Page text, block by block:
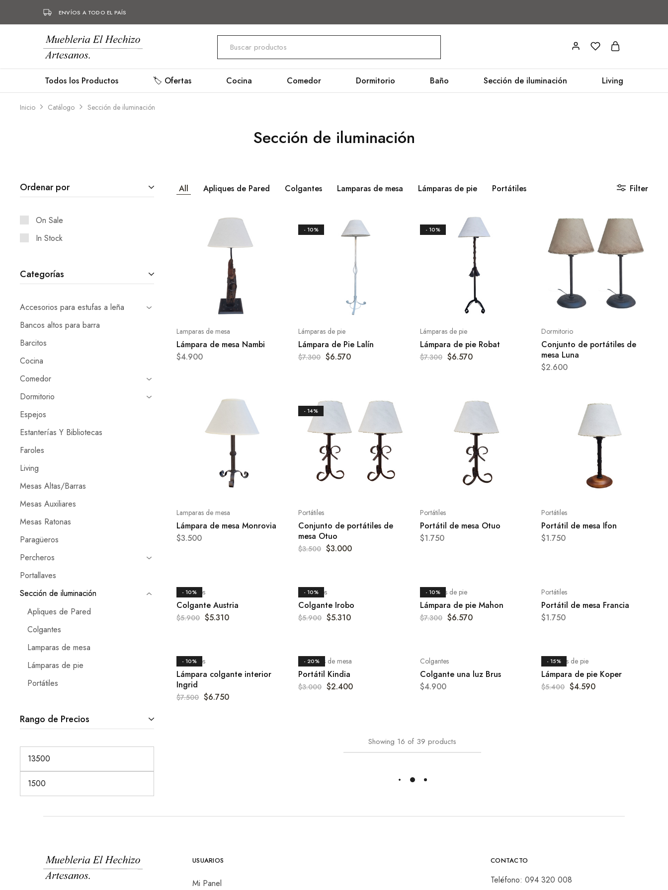
ENVÍOS A TODO EL PAÍS
Mueblería
Hechizo
Muebles
hechos
a
mueblería,
herrería.
Todos los Productos 🏷️ Ofertas Cocina Comedor Dormitorio Baño Sección de iluminación Living
Inicio Catálogo Sección de iluminación
Sección de iluminación
All Apliques de Pared Colgantes Lamparas de mesa Lámparas de pie Portátiles Filter
Lamparas de mesa
Lámpara de mesa Nambi
$4.900
- 10%
Lámparas de pie
Lámpara de Pie Lalín
$7.300 $6.570
- 10%
Lámparas de pie
Lámpara de pie Robat
$7.300 $6.570
Dormitorio
Conjunto de portátiles de
mesa Luna
$2.600
Lamparas de mesa
Lámpara de mesa Monrovia
$3.500
- 14%
Portátiles
Conjunto de portátiles de
mesa Otuo
$3.500 $3.000
Portátiles
Portátil de mesa Otuo
$1.750
Portátiles
Portátil de mesa Ifon
$1.750
- 10%
Colgantes
Colgante Austria
$5.900 $5.310
- 10%
Colgantes
Colgante Irobo
$5.900 $5.310
- 10%
Lámparas de pie
Lámpara de pie Mahon
$7.300 $6.570
Portátiles
Portátil de mesa Francia
$1.750
- 10%
Colgantes
Lámpara colgante interior
Ingrid
$7.500 $6.750
- 20%
Lamparas de mesa
Portátil Kindia
$3.000 $2.400
Colgantes
Colgante una luz Brus
$4.900
- 15%
Lámparas de pie
Lámpara de pie Koper
$5.400 $4.590
Showing 16 of 39 products
Load More
Ordenar por
On Sale
In Stock
Categorías
Accesorios para estufas a leña
Bancos altos para barra
Barcitos
Cocina
Comedor
Dormitorio
Espejos
Estanterías Y Bibliotecas
Faroles
Living
Mesas Altas/Barras
Mesas Auxiliares
Mesas Ratonas
Paragüeros
Percheros
Portallaves
Sección de iluminación
Apliques de Pared
Colgantes
Lamparas de mesa
Lámparas de pie
Portátiles
Rango de Precios
USUARIOS
Mi Panel
CONTACTO
Teléfono: 094 320 008